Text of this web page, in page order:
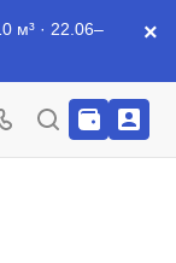
м³ · 22.06–
×